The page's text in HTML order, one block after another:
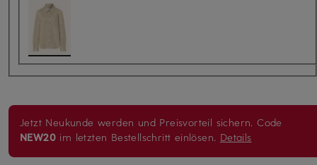
Jetzt Neukunde werden und Preisvorteil sichern. Code
NEW20 im letzten Bestellschritt einlösen. Details